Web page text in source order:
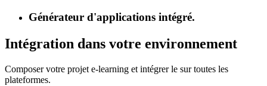
Générateur d'applications intégré.
Intégration dans votre environnement
Composer votre projet e-learning et intégrer le sur toutes les
plateformes.